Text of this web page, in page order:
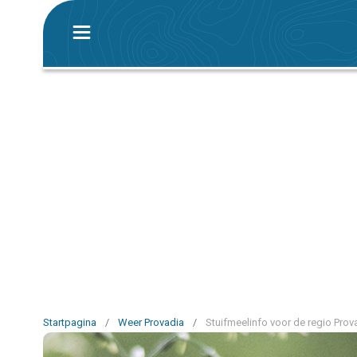
Startpagina / Weer Provadia / Stuifmeelinfo voor de regio